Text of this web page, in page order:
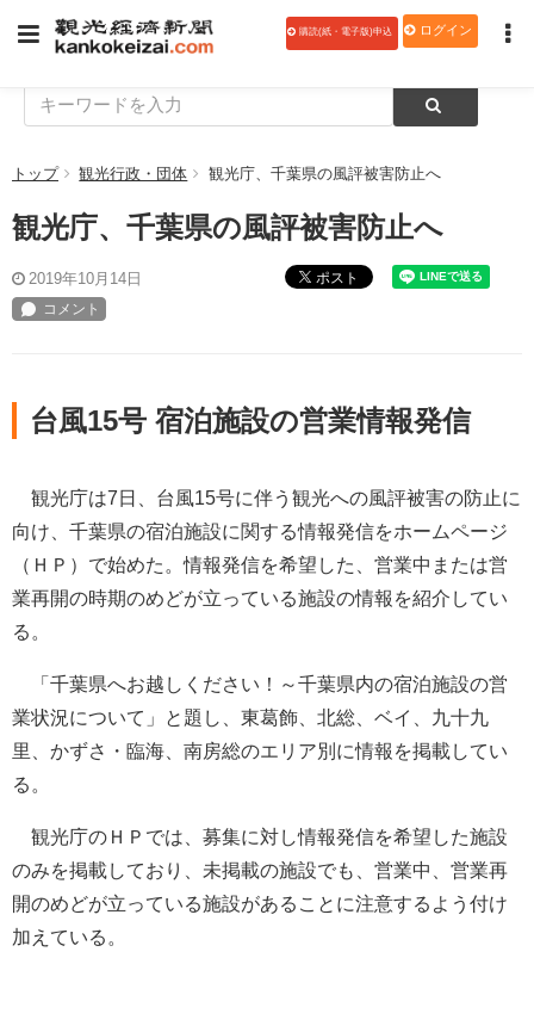
購読(紙・電子版)申込 ログイン
トップ 観光行政・団体 観光庁、千葉県の風評被害防止へ
観光庁、千葉県の風評被害防止へ
2019年10月14日 ポスト
台風15号 宿泊施設の営業情報発信
観光庁は7日、台風15号に伴う観光への風評被害の防止に
向け、千葉県の宿泊施設に関する情報発信をホームページ
（ＨＰ）で始めた。情報発信を希望した、営業中または営
業再開の時期のめどが立っている施設の情報を紹介してい
る。
「千葉県へお越しください！～千葉県内の宿泊施設の営
業状況について」と題し、東葛飾、北総、ベイ、九十九
里、かずさ・臨海、南房総のエリア別に情報を掲載してい
る。
観光庁のＨＰでは、募集に対し情報発信を希望した施設
のみを掲載しており、未掲載の施設でも、営業中、営業再
開のめどが立っている施設があることに注意するよう付け
加えている。